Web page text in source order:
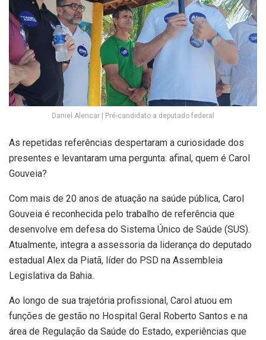
Daniel Alencar | Pré-candidato a deputado federal
As repetidas referências despertaram a curiosidade dos
presentes e levantaram uma pergunta: afinal, quem é Carol
Gouveia?
Com mais de 20 anos de atuação na saúde pública, Carol
Gouveia é reconhecida pelo trabalho de referência que
desenvolve em defesa do Sistema Único de Saúde (SUS).
Atualmente, integra a assessoria da liderança do deputado
estadual Alex da Piatã, líder do PSD na Assembleia
Legislativa da Bahia.
Ao longo de sua trajetória profissional, Carol atuou em
funções de gestão no Hospital Geral Roberto Santos e na
área de Regulação da Saúde do Estado, experiências que